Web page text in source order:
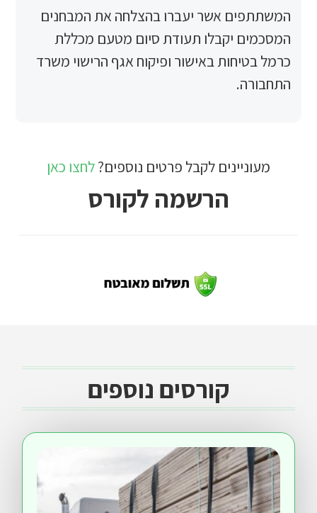
אשר יעברו בהצלחה את המבחנים
יקבלו תעודת סיום מטעם מכללת
באישור ופיקוח אגף הרישוי משרד
לקבל פרטים נוספים?לחצו כאן
הרשמה לקורס
קורסים נוספים